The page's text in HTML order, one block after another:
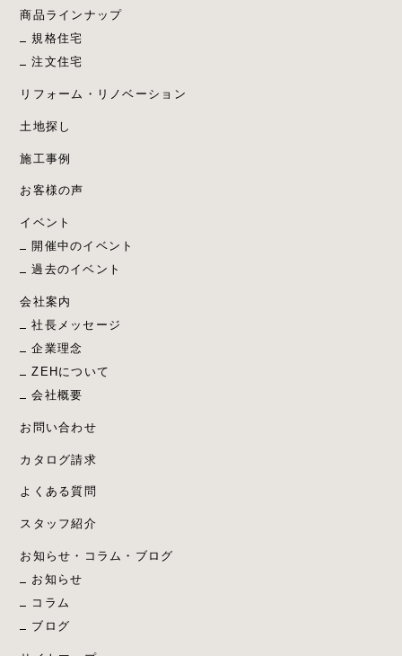
商品ラインナップ
規格住宅
注文住宅
リフォーム・リノベーション
土地探し
施工事例
お客様の声
イベント
開催中のイベント
過去のイベント
会社案内
社長メッセージ
企業理念
ZEHについて
会社概要
お問い合わせ
カタログ請求
よくある質問
スタッフ紹介
お知らせ・コラム・ブログ
お知らせ
コラム
ブログ